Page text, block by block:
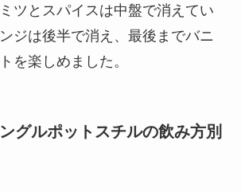
ツとスパイスは中盤で消えてい
ジは後半で消え、最後までバニ
を楽しめました。
グルポットスチルの飲み方別